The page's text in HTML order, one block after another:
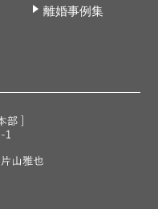
離婚事例集